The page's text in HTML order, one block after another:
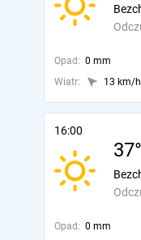
Opad: 0 mm
Wiatr:
13 km/h
16:00
Opad: 0 mm